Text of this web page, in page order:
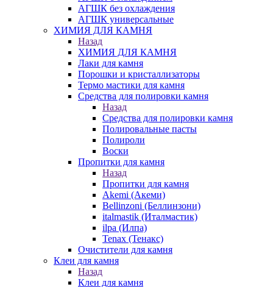
АГШК без охлаждения
АГШК универсальные
ХИМИЯ ДЛЯ КАМНЯ
Назад
ХИМИЯ ДЛЯ КАМНЯ
Лаки для камня
Порошки и кристаллизаторы
Термо мастики для камня
Средства для полировки камня
Назад
Средства для полировки камня
Полировальные пасты
Полироли
Воски
Пропитки для камня
Назад
Пропитки для камня
Akemi (Акеми)
Bellinzoni (Беллинзони)
italmastik (Италмастик)
ilpa (Илпа)
Tenax (Тенакс)
Очистители для камня
Клеи для камня
Назад
Клеи для камня